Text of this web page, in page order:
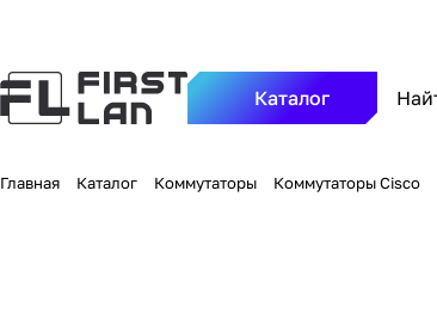
Каталог
Главная Каталог Коммутаторы Коммутаторы Cisco